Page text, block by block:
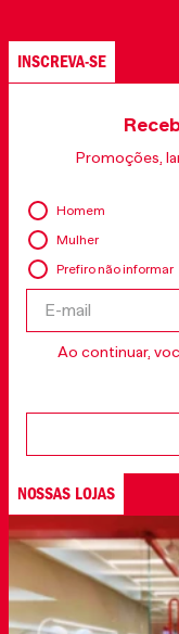
INSCREVA-SE
Promoções,
Homem
Mulher
Prefiro não informar
Ao continuar,
NOSSAS LOJAS